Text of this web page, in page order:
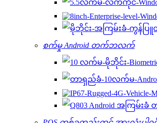
စက်မှု Android တက်ဘလက်